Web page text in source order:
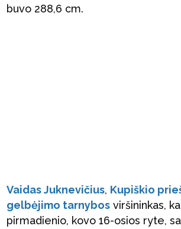
buvo 288,6 cm.
Vaidas Juknevičius, Kupiškio
gelbėjimo tarnybos viršininkas,
pirmadienio, kovo 16-osios ryte,